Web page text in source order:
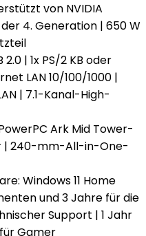
von NVIDIA
4. Generation | 650 W
2.0 | 1x PS/2 KB oder
LAN 10/100/1000 |
| 7.1-Kanal-High-
Ark Mid Tower-
| 240-mm-All-in-One-
Windows 11 Home
und 3 Jahre für die
Support | 1 Jahr
Gamer